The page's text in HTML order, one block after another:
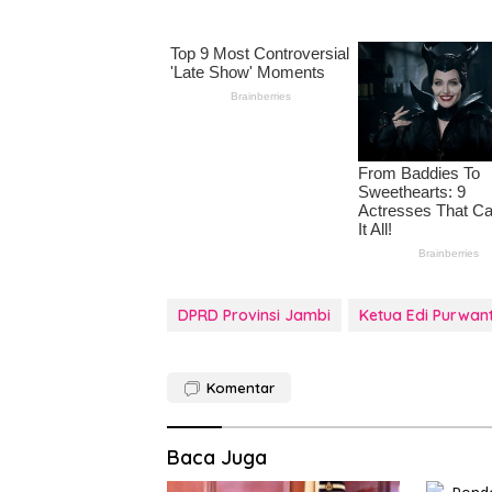
DPRD Provinsi Jambi Ketua Edi
Komentar
Baca Juga